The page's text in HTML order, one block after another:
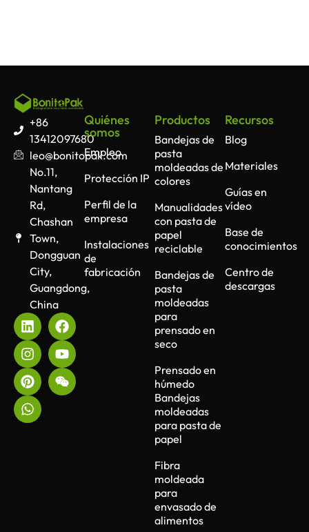
+86
13412097680
leo@bonitopak.com
No.11,
Nantang
Rd,
Chashan
Town,
Dongguan
City,
Guangdong,
China
Quiénes
somos
Empleo
Protección IP
Perfil de la
empresa
Instalaciones
de
fabricación
Productos
Bandejas de
pasta
moldeadas de
colores
Manualidades
con pasta de
papel
reciclable
Bandejas de
pasta
moldeadas
para
prensado en
seco
Prensado en
húmedo
Bandejas
moldeadas
para pasta de
papel
Fibra
moldeada
para
envasado de
alimentos
Recursos
Blog
Materiales
Guías en
vídeo
Base de
conocimientos
Centro de
descargas